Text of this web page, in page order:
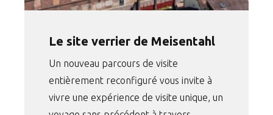
Le site verrier de Meisentahl
Un nouveau parcours de visite
entièrement reconfiguré vous invite à
vivre une expérience de visite unique, un